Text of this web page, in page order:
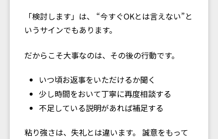
「検討します」は、 “今すぐOKとは言えない”と
いうサインでもあります。
だからこそ大事なのは、その後の行動です。
いつ頃お返事をいただけるか聞く
少し時間をおいて丁寧に再度相談する
不足している説明があれば補足する
粘り強さは、失礼とは違います。 誠意をもって